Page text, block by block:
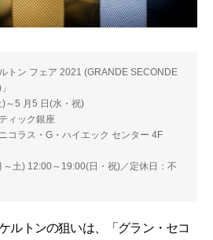
トン フェア 2021 (GRANDE SECONDE
～5 月5 日(水・祝)
ィック銀座
コラス・G・ハイエック センター 4F
土) 12:00～19:00(日・祝)／定休日：不
ルトンの狙いは、「グラン・セコ